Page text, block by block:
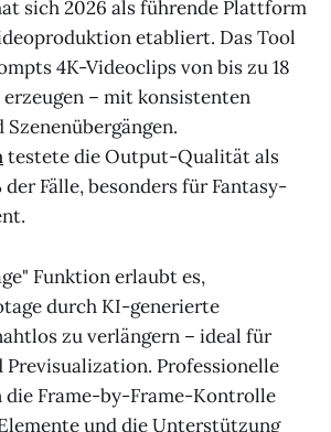
sich 2026 als führende Plattform
etabliert. Das Tool
4K-Videoclips von bis zu 18
erzeugen – mit konsistenten
testete die Output-Qualität als
Fälle, besonders für Fantasy-
Funktion erlaubt es,
durch KI-generierte
zu verlängern – ideal für
Previsualization. Professionelle
die Frame-by-Frame-Kontrolle
und die Unterstützung